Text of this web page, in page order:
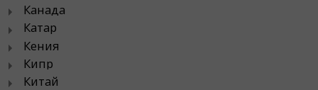
Канада
Катар
Кения
Кипр
Китай